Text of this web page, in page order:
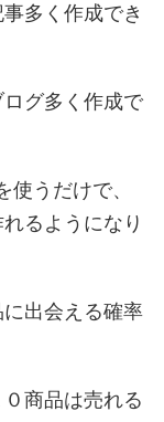
多く作成でき
グ多く作成で
うだけで、
るようになり
出会える確率
商品は売れる